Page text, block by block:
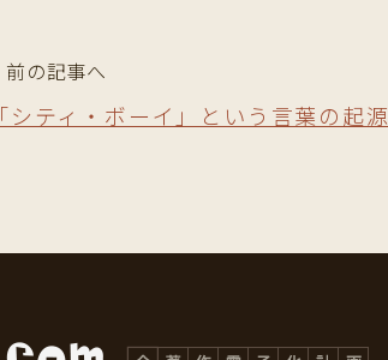
前の記事へ
「シティ・ボーイ」という言葉の起源